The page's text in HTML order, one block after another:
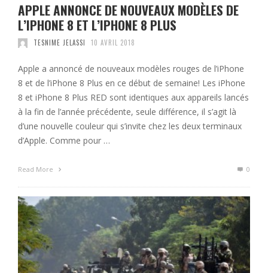
APPLE ANNONCE DE NOUVEAUX MODÈLES DE
L’IPHONE 8 ET L’IPHONE 8 PLUS
TESNIME JELASSI 10 AVRIL 2018
Apple a annoncé de nouveaux modèles rouges de l’iPhone
8 et de l’iPhone 8 Plus en ce début de semaine! Les iPhone
8 et iPhone 8 Plus RED sont identiques aux appareils lancés
à la fin de l’année précédente, seule différence, il s’agit là
d’une nouvelle couleur qui s’invite chez les deux terminaux
d’Apple. Comme pour …
Read More 0